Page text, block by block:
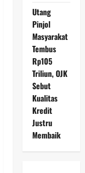
Utang
Pinjol
Masyarakat
Tembus
Rp105
Triliun, OJK
Sebut
Kualitas
Kredit
Justru
Membaik